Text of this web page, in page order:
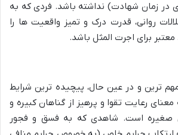
در زمان شهادت) نداشته باشد. فردی که به
روانی، قدرت درک و تمیز واقعیت ها را
معتبر برای اجرت المثل باشد.
ترین و در عین حال، پیچیده ترین شرایط
رعایت تقوا و پرهیز از گناهان کبیره و
صغیره است. شاهدی که به فسق و فجور